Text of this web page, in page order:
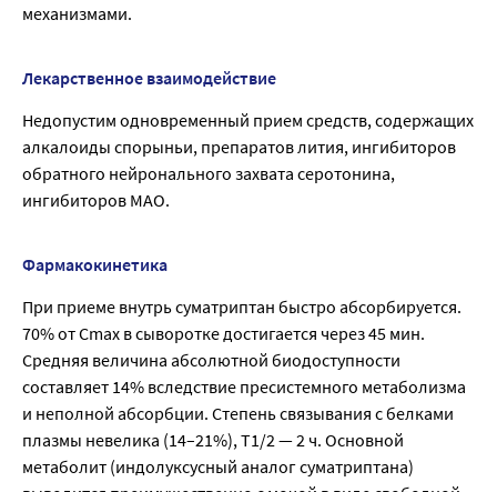
механизмами.
Лекарственное взаимодействие
Недопустим одновременный прием средств, содержащих
алкалоиды спорыньи, препаратов лития, ингибиторов
обратного нейронального захвата серотонина,
ингибиторов МАО.
Фармакокинетика
При приеме внутрь суматриптан быстро абсорбируется.
70% от Сmax в сыворотке достигается через 45 мин.
Средняя величина абсолютной биодоступности
составляет 14% вследствие пресистемного метаболизма
и неполной абсорбции. Степень связывания с белками
плазмы невелика (14–21%), T1/2 — 2 ч. Основной
метаболит (индолуксусный аналог суматриптана)